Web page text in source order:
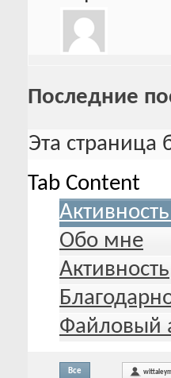
Последние
Эта страница
Tab Content
Обо мне
Активность
Файловый
Все